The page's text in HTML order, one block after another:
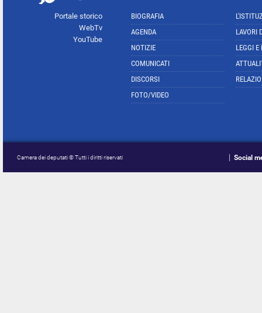
Portale storico
WebTv
YouTube
BIOGRAFIA
AGENDA
NOTIZIE
COMUNICATI
DISCORSI
FOTO/VIDEO
LAVORI
LEGGI E
Camera dei deputati © Tutti i diritti riservati Social